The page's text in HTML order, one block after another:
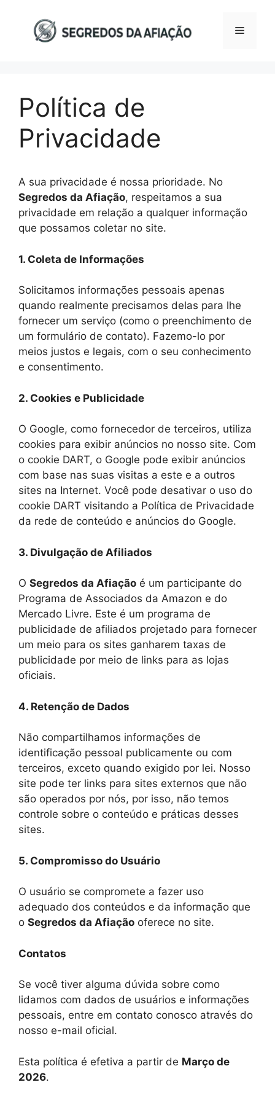
Menu
Política de
Privacidade
A sua privacidade é nossa prioridade. No
Segredos da Afiação, respeitamos a sua
privacidade em relação a qualquer informação
que possamos coletar no site.
1. Coleta de Informações
Solicitamos informações pessoais apenas
quando realmente precisamos delas para lhe
fornecer um serviço (como o preenchimento de
um formulário de contato). Fazemo-lo por
meios justos e legais, com o seu conhecimento
e consentimento.
2. Cookies e Publicidade
O Google, como fornecedor de terceiros, utiliza
cookies para exibir anúncios no nosso site. Com
o cookie DART, o Google pode exibir anúncios
com base nas suas visitas a este e a outros
sites na Internet. Você pode desativar o uso do
cookie DART visitando a Política de Privacidade
da rede de conteúdo e anúncios do Google.
3. Divulgação de Afiliados
O Segredos da Afiação é um participante do
Programa de Associados da Amazon e do
Mercado Livre. Este é um programa de
publicidade de afiliados projetado para fornecer
um meio para os sites ganharem taxas de
publicidade por meio de links para as lojas
oficiais.
4. Retenção de Dados
Não compartilhamos informações de
identificação pessoal publicamente ou com
terceiros, exceto quando exigido por lei. Nosso
site pode ter links para sites externos que não
são operados por nós, por isso, não temos
controle sobre o conteúdo e práticas desses
sites.
5. Compromisso do Usuário
O usuário se compromete a fazer uso
adequado dos conteúdos e da informação que
o Segredos da Afiação oferece no site.
Contatos
Se você tiver alguma dúvida sobre como
lidamos com dados de usuários e informações
pessoais, entre em contato conosco através do
nosso e-mail oficial.
Esta política é efetiva a partir de Março de
2026.